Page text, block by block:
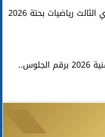
النموذج الاسترشادي الثالث رياضيات بحتة 2026
نتيجة الدبلومات الفنية 2026 برقم الجلوس..